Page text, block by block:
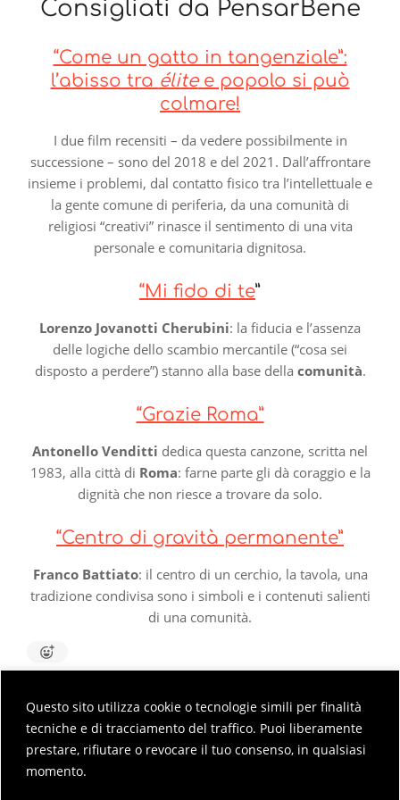
Questo sito utilizza cookie o tecnologie simili per finalità
tecniche e di tracciamento del traffico. Puoi liberamente
prestare, rifiutare o revocare il tuo consenso, in qualsiasi
momento.
Consigliati da PensarBene
“Come un gatto in tangenziale”:
l’abisso tra élitee popolo si può
colmare!
I due film recensiti – da vedere possibilmente in
successione – sono del 2018 e del 2021. Dall’affrontare
insieme i problemi, dal contatto fisico tra l’intellettuale e
la gente comune di periferia, da una comunità di
religiosi “creativi” rinasce il sentimento di una vita
personale e comunitaria dignitosa.
“Mi fido di te”
Lorenzo Jovanotti Cherubini: la fiducia e l’assenza
delle logiche dello scambio mercantile (“cosa sei
disposto a perdere”) stanno alla base della comunità.
“Grazie Roma”
Antonello Venditti dedica questa canzone, scritta nel
1983, alla città di Roma: farne parte gli dà coraggio e la
dignità che non riesce a trovare da solo.
“Centro di gravità permanente”
Franco Battiato: il centro di un cerchio, la tavola, una
tradizione condivisa sono i simboli e i contenuti salienti
di una comunità.
2023-
06-
01
I commenti non sono attivi, trackbackse pingbacks
sono attivi.